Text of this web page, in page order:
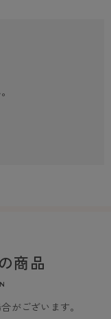
商品
がございます。